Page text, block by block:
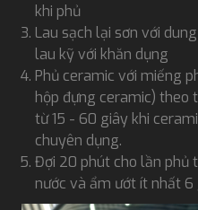
khi phủ
Lau sạch lại sơn với
lau kỹ với khăn dụng
Phủ ceramic với miếng
hộp đựng ceramic) theo
từ 15 - 60 giây khi
chuyên dụng.
Đợi 20 phút cho lần phủ
nước và ẩm ướt ít nhất 6